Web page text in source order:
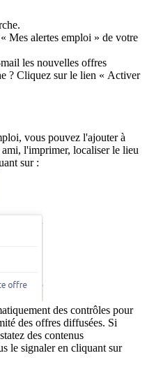
Mes alertes emploi » de votre
les nouvelles offres
? Cliquez sur le lien « Activer
vous pouvez l'ajouter à
l'imprimer, localiser le lieu
sur :
des contrôles pour
des offres diffusées. Si
des contenus
le signaler en cliquant sur